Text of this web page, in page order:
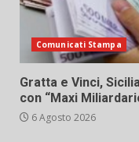
Comunicati Stampa
Gratta e Vinci,
con “Maxi
6 Agosto 2026